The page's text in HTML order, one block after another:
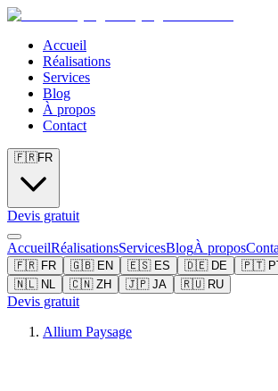
Accueil
Réalisations
Services
Blog
À propos
Contact
🇫🇷FR
Devis gratuit
AccueilRéalisationsServicesBlogÀ propos
🇫🇷 FR 🇬🇧 EN 🇪🇸 ES 🇩🇪 DE 🇵🇹
🇳🇱 NL 🇨🇳 ZH 🇯🇵 JA 🇷🇺 RU
Devis gratuit
Allium Paysage